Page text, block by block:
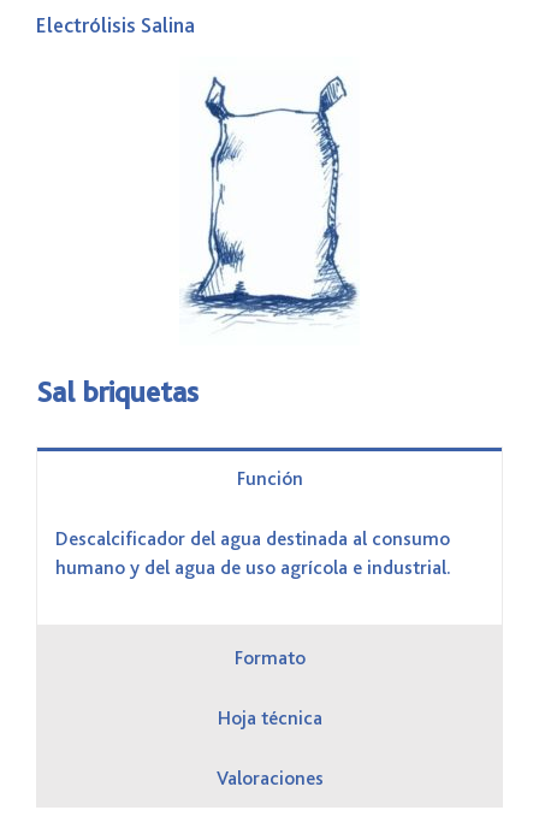
Electrólisis Salina
Sal briquetas
Función
Descalcificador del agua destinada al consumo
humano y del agua de uso agrícola e industrial.
Formato
Hoja técnica
Valoraciones